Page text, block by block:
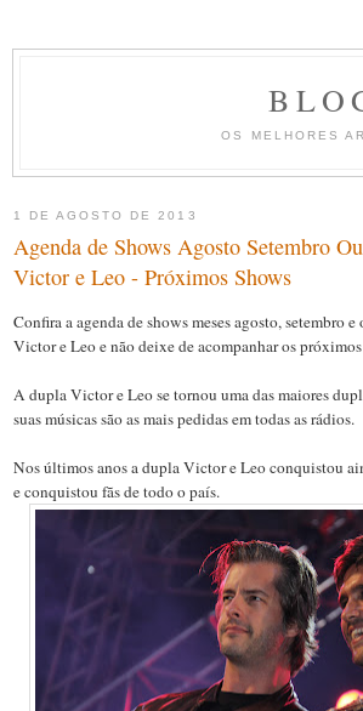
OS MELHORES
1 DE AGOSTO DE 2013
Agenda de Shows Agosto Setembro
Victor e Leo - Próximos Shows
Confira a agenda de shows meses agosto, setembro
Victor e Leo e não deixe de acompanhar os
A dupla Victor e Leo se tornou uma das maiores
suas músicas são as mais pedidas em todas as rádios.
Nos últimos anos a dupla Victor e Leo conquistou
e conquistou fãs de todo o país.